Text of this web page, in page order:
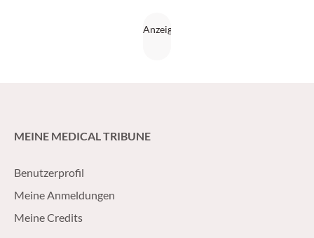
MEINE MEDICAL TRIBUNE
Benutzerprofil
Meine Anmeldungen
Meine Credits